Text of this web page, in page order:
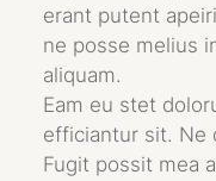
erant putent
ne posse melius
aliquam.
Eam eu stet
efficiantur sit. Ne
Fugit possit mea